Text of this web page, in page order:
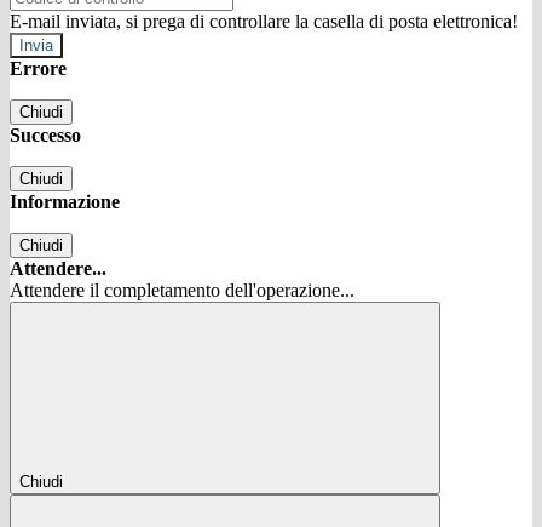
E-mail inviata, si prega di controllare la casella di posta elettronica!
Errore
Chiudi
Successo
Chiudi
Informazione
Chiudi
Attendere...
Attendere il completamento dell'operazione...
Chiudi